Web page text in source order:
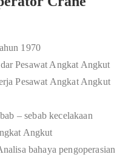
1970
Pesawat Angkat Angkut
Pesawat Angkat Angkut
– sebab kecelakaan
Angkut
bahaya pengoperasian